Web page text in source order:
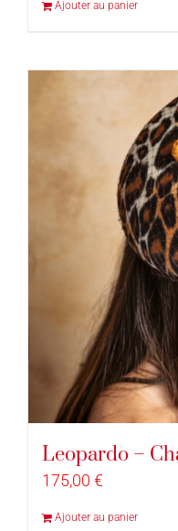
Ajouter au panier
Leopardo –
175,00 €
Ajouter au panier